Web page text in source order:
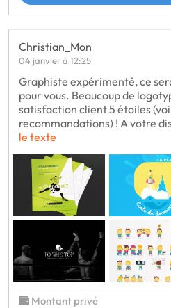
Christian_Mon
04 janvier à 12:25
Graphiste expérimenté, ce
pour vous. Beaucoup de
satisfaction client 5 étoiles
recommandations) ! A votre
le texte
Montant privé